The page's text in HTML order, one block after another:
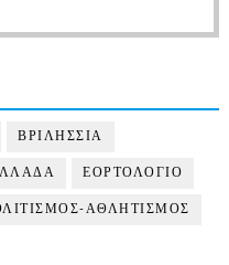
ΒΡΙΛΗΣΣΙΑ
ΕΟΡΤΟΛΟΓΙΟ
ΑΘΛΗΤΙΣΜΟΣ